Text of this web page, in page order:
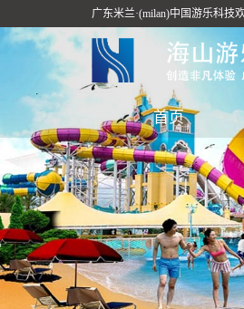
广东米兰·(milan)中国游乐科技欢
首页